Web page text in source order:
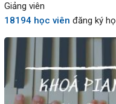
Giảng viên
18194 học viên đăng ký